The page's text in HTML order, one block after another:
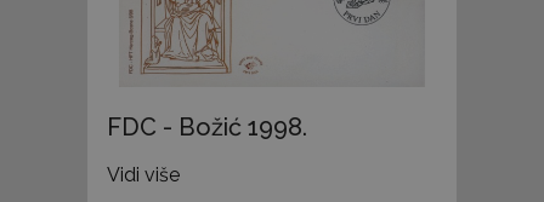
FDC - Božić 1998.
Vidi više